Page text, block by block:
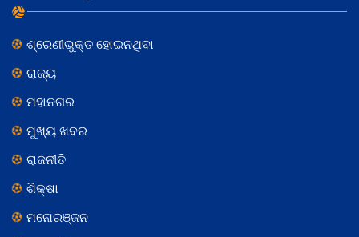
ଶ୍ରେଣୀଭୁକ୍ତ ହୋଇନଥିବା
ରାଜ୍ୟ
ମହାନଗର
ମୁଖ୍ୟ ଖବର
ରାଜନୀତି
ଶିକ୍ଷା
ମନୋରଞ୍ଜନ